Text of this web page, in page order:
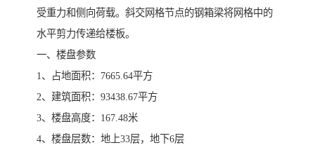
受重力和侧向荷载。斜交网格节点的钢箱梁将网格中的
水平剪力传递给楼板。
一、楼盘参数
1、占地面积：7665.64平方
2、建筑面积：93438.67平方
3、楼盘高度：167.48米
4、楼盘层数：地上33层，地下6层